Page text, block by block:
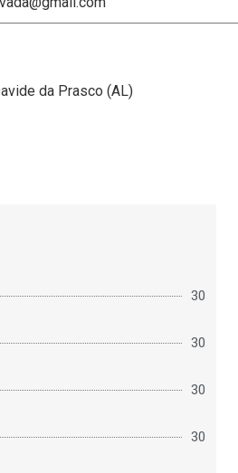
da Prasco (AL)
30
30
30
30